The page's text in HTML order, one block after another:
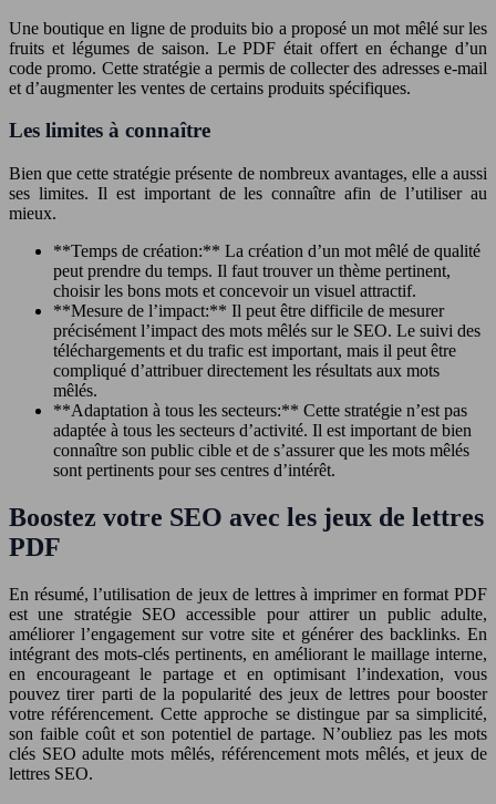
Une boutique en ligne de produits bio a proposé un mot mêlé sur les
fruits et légumes de saison. Le PDF était offert en échange d’un
code promo. Cette stratégie a permis de collecter des adresses e-mail
et d’augmenter les ventes de certains produits spécifiques.
Les limites à connaître
Bien que cette stratégie présente de nombreux avantages, elle a aussi
ses limites. Il est important de les connaître afin de l’utiliser au
mieux.
**Temps de création:** La création d’un mot mêlé de qualité
peut prendre du temps. Il faut trouver un thème pertinent,
choisir les bons mots et concevoir un visuel attractif.
**Mesure de l’impact:** Il peut être difficile de mesurer
précisément l’impact des mots mêlés sur le SEO. Le suivi des
téléchargements et du trafic est important, mais il peut être
compliqué d’attribuer directement les résultats aux mots
mêlés.
**Adaptation à tous les secteurs:** Cette stratégie n’est pas
adaptée à tous les secteurs d’activité. Il est important de bien
connaître son public cible et de s’assurer que les mots mêlés
sont pertinents pour ses centres d’intérêt.
Boostez votre SEO avec les jeux de lettres
PDF
En résumé, l’utilisation de jeux de lettres à imprimer en format PDF
est une stratégie SEO accessible pour attirer un public adulte,
améliorer l’engagement sur votre site et générer des backlinks. En
intégrant des mots-clés pertinents, en améliorant le maillage interne,
en encourageant le partage et en optimisant l’indexation, vous
pouvez tirer parti de la popularité des jeux de lettres pour booster
votre référencement. Cette approche se distingue par sa simplicité,
son faible coût et son potentiel de partage. N’oubliez pas les mots
clés SEO adulte mots mêlés, référencement mots mêlés, et jeux de
lettres SEO.